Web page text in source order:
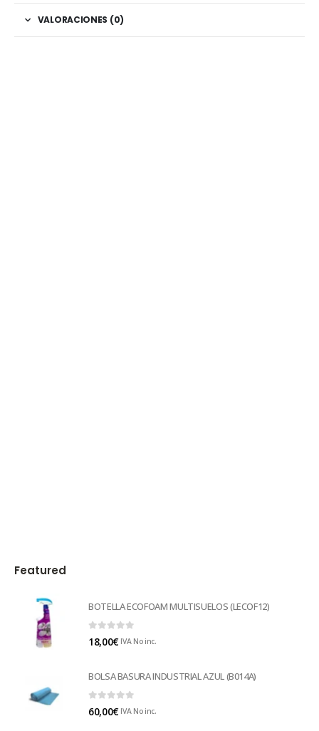
VALORACIONES (0)
Featured
BOTELLA ECOFOAM MULTISUELOS (LECOF12)
0 out of 5
18,00€ IVA No inc.
BOLSA BASURA INDUSTRIAL AZUL (B014A)
0 out of 5
60,00€ IVA No inc.